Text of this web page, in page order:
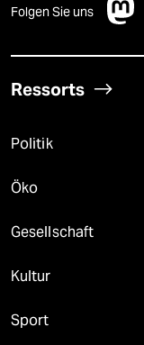
Folgen Sie uns
Ressorts
Politik
Öko
Gesellschaft
Kultur
Sport